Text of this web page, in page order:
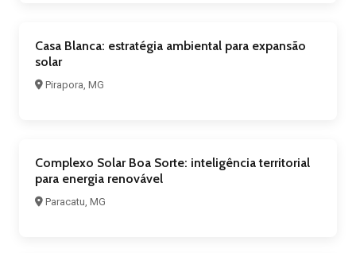
Casa Blanca: estratégia ambiental para expansão
solar
Pirapora, MG
Complexo Solar Boa Sorte: inteligência territorial
para energia renovável
Paracatu, MG